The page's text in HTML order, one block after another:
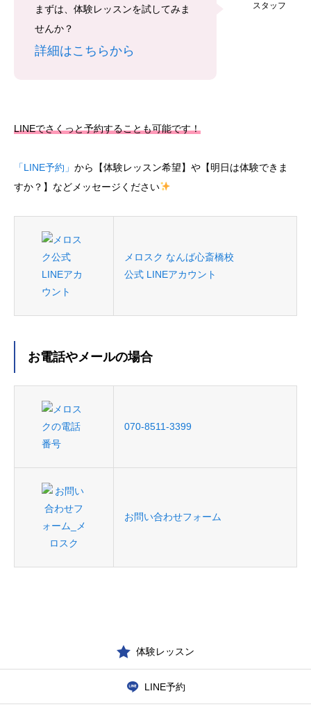
スタッフ
まずは、体験レッスンを試してみま
せんか？
詳細はこちらから
LINEでさくっと予約することも可能です！
「LINE予約」 から【体験レッスン希望】や【明日は体験できま
すか？】などメッセージください
メロスク なんば心斎橋校
公式 LINEアカウント
お電話やメールの場合
070-8511-3399
お問い合わせフォーム
体験レッスン
LINE予約